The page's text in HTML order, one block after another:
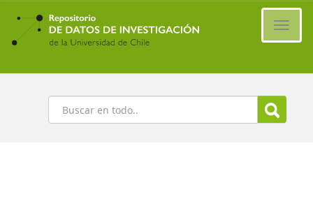
Ir
contenido
principal
Buscar